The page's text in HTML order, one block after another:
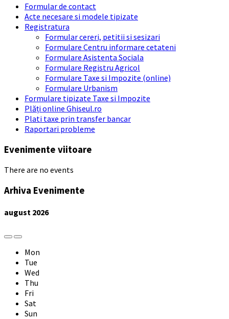
Formular de contact
Acte necesare si modele tipizate
Registratura
Formular cereri, petitii si sesizari
Formulare Centru informare cetateni
Formulare Asistenta Sociala
Formulare Registru Agricol
Formulare Taxe si Impozite (online)
Formulare Urbanism
Formulare tipizate Taxe si Impozite
Plăți online Ghiseul.ro
Plati taxe prin transfer bancar
Raportari probleme
Evenimente viitoare
There are no events
Arhiva Evenimente
august 2026
Previous
Month
Next
Month
Mon
Tue
Wed
Thu
Fri
Sat
Sun